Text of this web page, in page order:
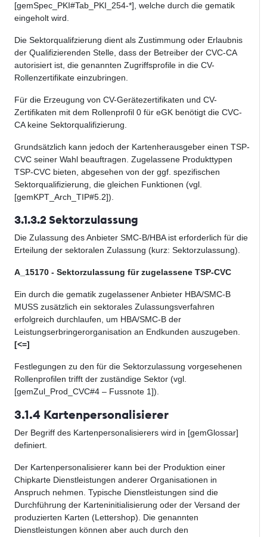
[gemSpec_PKI#Tab_PKI_254-*], welche durch die gematik
eingeholt wird.
Die Sektorqualifzierung dient als Zustimmung oder Erlaubnis
der Qualifizierenden Stelle, dass der Betreiber der CVC-CA
autorisiert ist, die genannten Zugriffsprofile in die CV-
Rollenzertifikate einzubringen.
Für die Erzeugung von CV-Gerätezertifikaten und CV-
Zertifikaten mit dem Rollenprofil 0 für eGK benötigt die CVC-
CA keine Sektorqualifizierung.
Grundsätzlich kann jedoch der Kartenherausgeber einen TSP-
CVC seiner Wahl beauftragen. Zugelassene Produkttypen
TSP-CVC bieten, abgesehen von der ggf. spezifischen
Sektorqualifizierung, die gleichen Funktionen (vgl.
[gemKPT_Arch_TIP#5.2]).
3.1.3.2 Sektorzulassung
Die Zulassung des Anbieter SMC-B/HBA ist erforderlich für die
Erteilung der sektoralen Zulassung (kurz: Sektorzulassung).
A_15170 - Sektorzulassung für zugelassene TSP-CVC
Ein durch die gematik zugelassener Anbieter HBA/SMC-B
MUSS zusätzlich ein sektorales Zulassungsverfahren
erfolgreich durchlaufen, um HBA/SMC-B der
Leistungserbringerorganisation an Endkunden auszugeben.
[<=]
Festlegungen zu den für die Sektorzulassung vorgesehenen
Rollenprofilen trifft der zuständige Sektor (vgl.
[gemZul_Prod_CVC#4 – Fussnote 1]).
3.1.4 Kartenpersonalisierer
Der Begriff des Kartenpersonalisierers wird in [gemGlossar]
definiert.
Der Kartenpersonalisierer kann bei der Produktion einer
Chipkarte Dienstleistungen anderer Organisationen in
Anspruch nehmen. Typische Dienstleistungen sind die
Durchführung der Karteninitialisierung oder der Versand der
produzierten Karten (Lettershop). Die genannten
Dienstleistungen können aber auch durch den